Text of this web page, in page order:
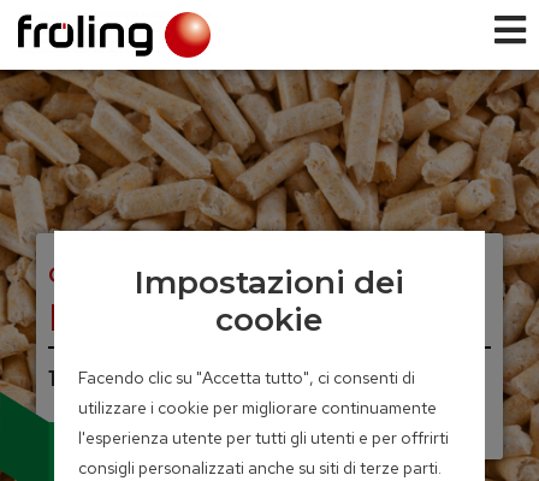
CALDAIA A PELLET
PT4e
100 – 350 kW
Robusta, comoda,
sicura e versatile
Impostazioni dei
cookie
Facendo clic su "Accetta tutto", ci consenti di
utilizzare i cookie per migliorare continuamente
l'esperienza utente per tutti gli utenti e per offrirti
consigli personalizzati anche su siti di terze parti.